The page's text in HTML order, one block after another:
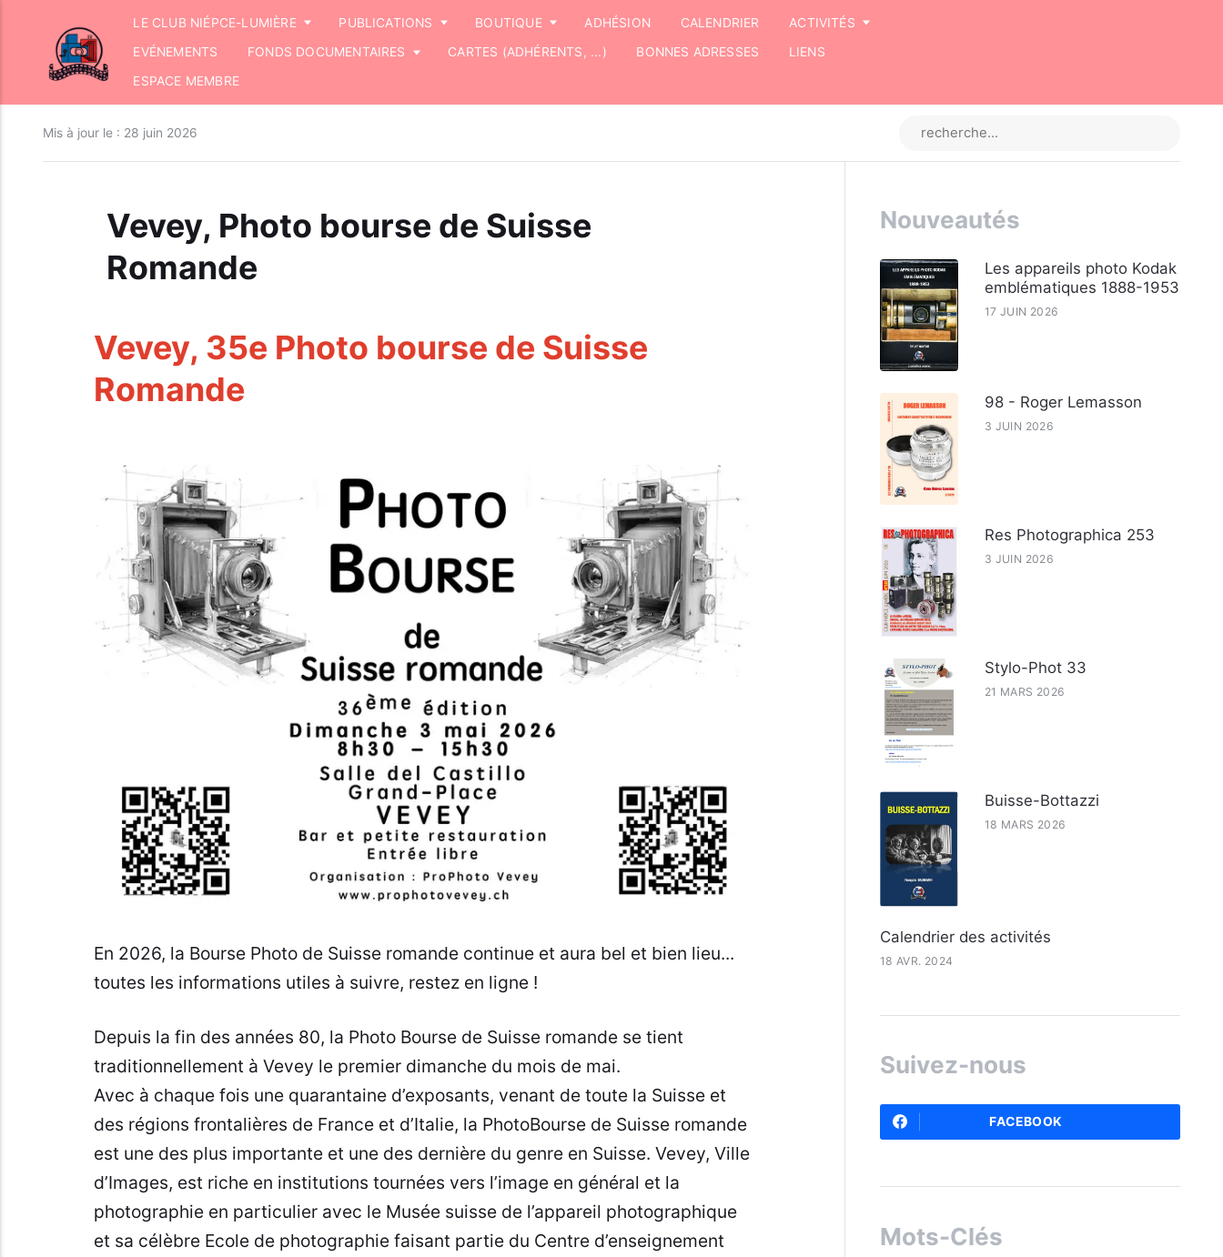
LE CLUB NIÉPCE-LUMIÈRE PUBLICATIONS BOUTIQUE ADHÉSION CALENDRIER ACTIVITÉS
EVÉNEMENTS FONDS DOCUMENTAIRES CARTES (ADHÉRENTS, ...) BONNES ADRESSES LIENS
ESPACE MEMBRE
Mis à jour le : 28 juin 2026
Vevey, Photo bourse de Suisse
Romande
Vevey, 35e Photo bourse de Suisse
Romande
En 2026, la Bourse Photo de Suisse romande continue et aura bel et bien lieu...
toutes les informations utiles à suivre, restez en ligne !
Depuis la fin des années 80, la Photo Bourse de Suisse romande se tient
traditionnellement à Vevey le premier dimanche du mois de mai.
Avec à chaque fois une quarantaine d’exposants, venant de toute la Suisse et
des régions frontalières de France et d’Italie, la PhotoBourse de Suisse romande
est une des plus importante et une des dernière du genre en Suisse. Vevey, Ville
d’Images, est riche en institutions tournées vers l’image en général et la
photographie en particulier avec le Musée suisse de l’appareil photographique
et sa célèbre Ecole de photographie faisant partie du Centre d’enseignement
Nouveautés
Les appareils photo Kodak
emblématiques 1888-1953
17 JUIN 2026
98 - Roger Lemasson
3 JUIN 2026
Res Photographica 253
3 JUIN 2026
Stylo-Phot 33
21 MARS 2026
Buisse-Bottazzi
18 MARS 2026
Calendrier des activités
18 AVR. 2024
Suivez-nous
FACEBOOK
Mots-Clés